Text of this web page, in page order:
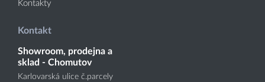
Kontakty
Kontakt
Showroom, prodejna a
sklad - Chomutov
Karlovarská ulice č.parcely